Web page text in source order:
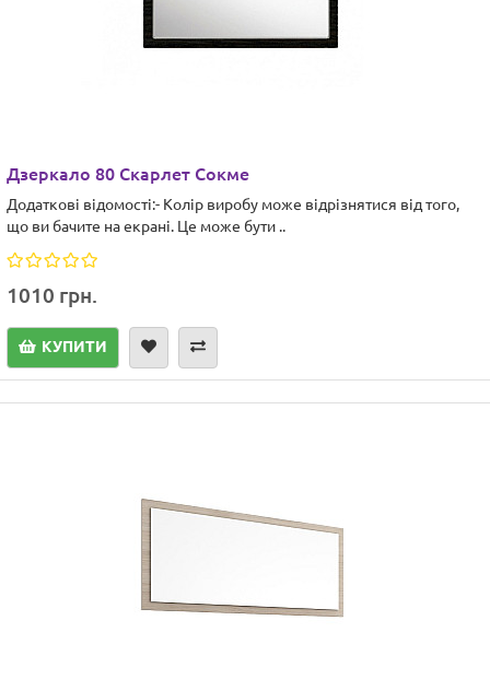
Дзеркало 80 Скарлет Сокме
Додаткові відомості:- Колір виробу може відрізнятися від того,
що ви бачите на екрані. Це може бути ..
1010 грн.
КУПИТИ